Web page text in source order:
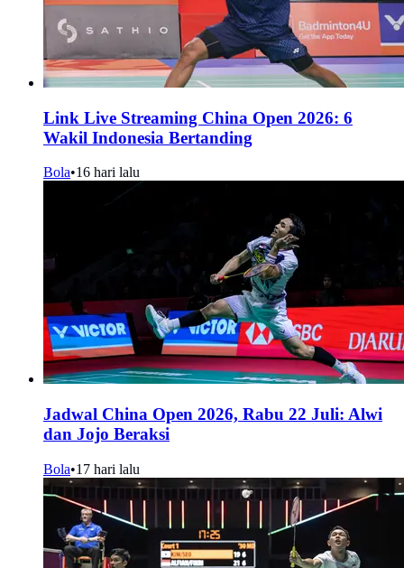
Link Live Streaming China Open 2026: 6
Wakil Indonesia Bertanding
Bola•16 hari lalu
Jadwal China Open 2026, Rabu 22 Juli: Alwi
dan Jojo Beraksi
Bola•17 hari lalu